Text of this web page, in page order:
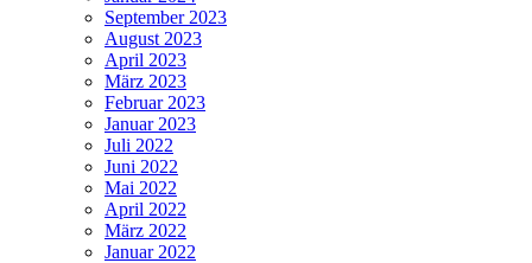
September 2023
August 2023
April 2023
März 2023
Februar 2023
Januar 2023
Juli 2022
Juni 2022
Mai 2022
April 2022
März 2022
Januar 2022